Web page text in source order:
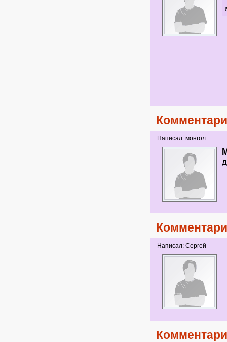
Написал: монгол
Написал: Сергей